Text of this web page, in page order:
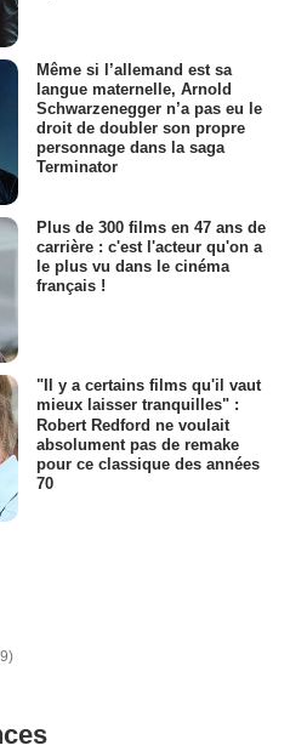
Même si l’allemand est sa
langue maternelle, Arnold
Schwarzenegger n’a pas eu le
droit de doubler son propre
personnage dans la saga
Terminator
Plus de 300 films en 47 ans de
carrière : c'est l'acteur qu'on a
le plus vu dans le cinéma
français !
"Il y a certains films qu'il vaut
mieux laisser tranquilles" :
Robert Redford ne voulait
absolument pas de remake
pour ce classique des années
70